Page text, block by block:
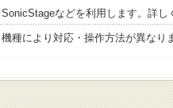
SonicStageなどを利用します。詳し
機種により対応・操作方法が異なり